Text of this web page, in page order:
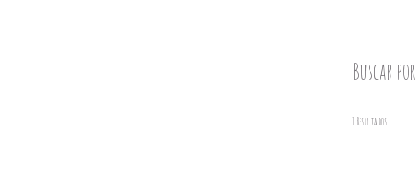
Buscar por
1Resultados